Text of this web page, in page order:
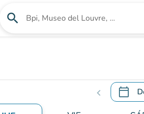
search Buscar un establecimiento
chevron_left calendar_today
.Abra